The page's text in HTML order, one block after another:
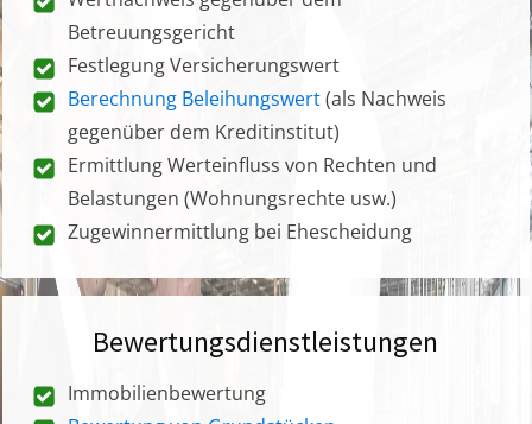
Betreuungsgericht
Festlegung Versicherungswert
Berechnung Beleihungswert(als Nachweis
gegenüber dem Kreditinstitut)
Ermittlung Werteinfluss von Rechten und
Belastungen (Wohnungsrechte usw.)
Zugewinnermittlung bei Ehescheidung
Bewertungsdienstleistungen
Immobilienbewertung